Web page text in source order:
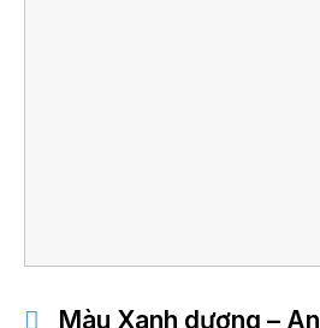
Màu Xanh dương –